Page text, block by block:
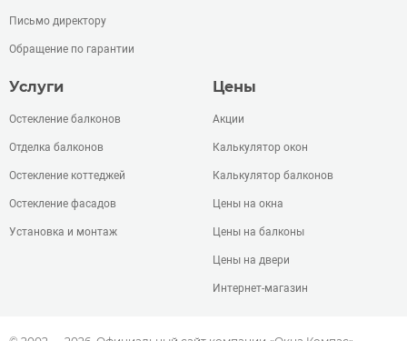
Письмо директору
Обращение по гарантии
Услуги
Остекление балконов
Отделка балконов
Остекление коттеджей
Остекление фасадов
Установка и монтаж
Цены
Акции
Калькулятор окон
Калькулятор балконов
Цены на окна
Цены на балконы
Цены на двери
Интернет-магазин